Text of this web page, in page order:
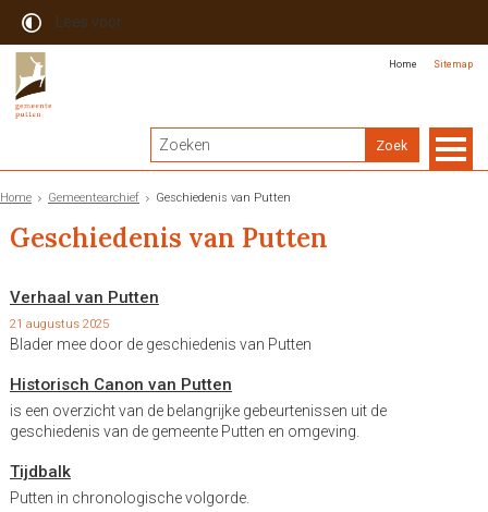
Lees voor
Home Sitemap
Home Gemeentearchief Geschiedenis van Putten
Geschiedenis van Putten
Verhaal van Putten
21 augustus 2025
Blader mee door de geschiedenis van Putten
Historisch Canon van Putten
is een overzicht van de belangrijke gebeurtenissen uit de
geschiedenis van de gemeente Putten en omgeving.
Tijdbalk
Putten in chronologische volgorde.